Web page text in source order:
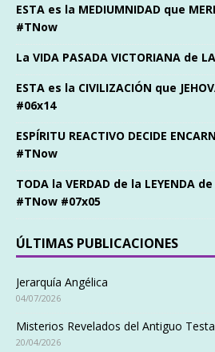
ESTA es la MEDIUMNIDAD que
#TNow
La VIDA PASADA VICTORIANA de
ESTA es la CIVILIZACIÓN que
#06x14
ESPÍRITU REACTIVO DECIDE
#TNow
TODA la VERDAD de la LEYENDA
#TNow #07x05
ÚLTIMAS PUBLICACIONES
Jerarquía Angélica
04/07/2026
Misterios Revelados del Antiguo
20/04/2026